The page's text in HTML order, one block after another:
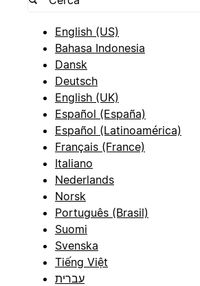
English (US)
Bahasa Indonesia
Dansk
Deutsch
English (UK)
Español (España)
Español (Latinoamérica)
Français (France)
Italiano
Nederlands
Norsk
Português (Brasil)
Suomi
Svenska
Tiếng Việt
עברית